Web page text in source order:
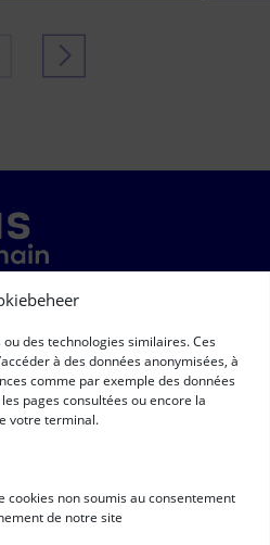
des technologies similaires. Ces
à des données anonymisées, à
comme par exemple des données
pages consultées ou encore la
votre terminal.
cookies non soumis au consentement
de notre site
worden
de voorwaarden die staan
van persoonsgegevens"*